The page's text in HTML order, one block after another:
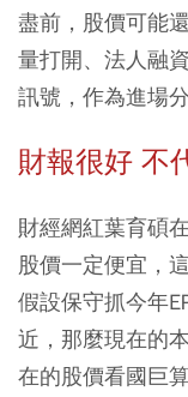
盡前，股價可能
量打開、法人融
訊號，作為進場
財報很好 不
財經網紅葉育碩在
股價一定便宜，
假設保守抓今年
近，那麼現在的
在的股價看國巨